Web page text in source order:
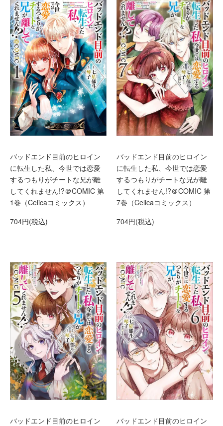
バッドエンド目前のヒロイン
に転生した私、今世では恋愛
するつもりがチートな兄が離
してくれません!?＠COMIC 第
1巻（Celicaコミックス）
704円(税込)
バッドエンド目前のヒロイン
に転生した私、今世では恋愛
するつもりがチートな兄が離
してくれません!?＠COMIC 第
7巻（Celicaコミックス）
704円(税込)
バッドエンド目前のヒロイン
バッドエンド目前のヒロイン